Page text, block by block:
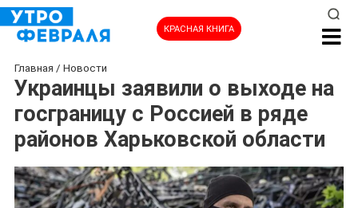
КРАСНАЯ КНИГА
Главная / Новости
Украинцы заявили о выходе на
госграницу с Россией в ряде
районов Харьковской области